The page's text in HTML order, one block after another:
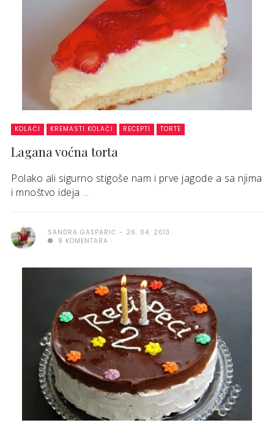
KOLAČI KREMASTI KOLAČI RECEPTI TORTE
Lagana voćna torta
Polako ali sigurno stigoše nam i prve jagode a sa njima
i mnoštvo ideja ...
SANDRA GAŠPARIĆ
26. 04. 2013.
8 KOMENTARA